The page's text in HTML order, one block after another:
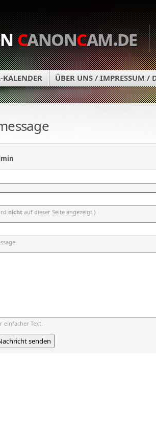
canoncam.de
ÜBER UNS / IMPRESSUM /
nicht auf dieser Seite angezeigt.)
einfacher Text.